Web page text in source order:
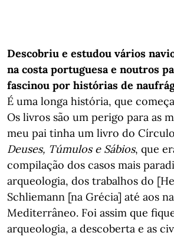
Descobriu e estudou vários
na costa portuguesa e noutros
fascinou por histórias de
É uma longa história, que
Os livros são um perigo para as
meu pai tinha um livro do
Deuses, Túmulos e Sábios, que
compilação dos casos mais
arqueologia, dos trabalhos do
Schliemann [na Grécia] até aos
Mediterrâneo. Foi assim que
arqueologia, a descoberta e as